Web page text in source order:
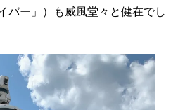
バー」）も威風堂々と健在でし